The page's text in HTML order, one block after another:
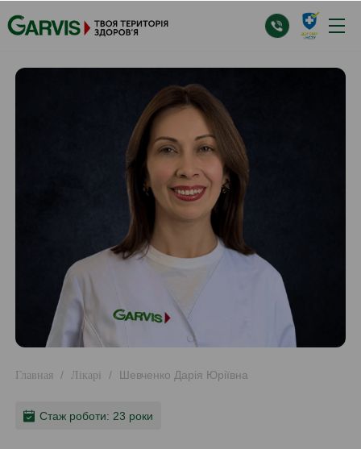
Главная / Лікарі / Шевченко Дарія Юріївна
Стаж роботи: 23 роки